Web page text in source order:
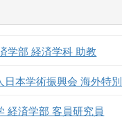
学部 経済学科 助教
日本学術振興会 海外特
経済学部 客員研究員